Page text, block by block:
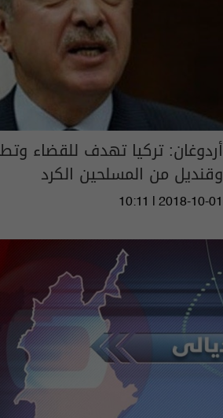
أردوغان: تركيا تهدف للقضاء
وقنديل من المسلحين الكرد
10:11 | 2018-10-01